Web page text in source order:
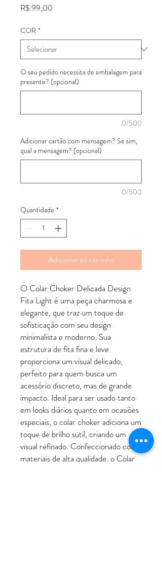
R$ 99,00
COR *
O seu pedido necessita de embalagem para
presente? (opcional)
0/500
Adicionar cartão com mensagem? Se sim,
qual a mensagem? (opcional)
0/500
Quantidade *
Adicionar ao carrinho
O Colar Choker Delicada Design
Fita Light é uma peça charmosa e
elegante, que traz um toque de
sofisticação com seu design
minimalista e moderno. Sua
estrutura de fita fina e leve
proporciona um visual delicado,
perfeito para quem busca um
acessório discreto, mas de grande
impacto. Ideal para ser usado tanto
em looks diários quanto em ocasiões
especiais, o colar choker adiciona um
toque de brilho sutil, criando um
visual refinado. Confeccionado com
materiais de alta qualidade, o Colar